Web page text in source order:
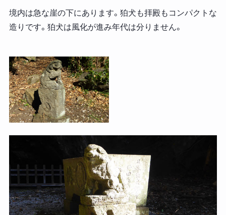
境内は急な崖の下にあります。狛犬も拝殿もコンパクトな
造りです。狛犬は風化が進み年代は分りません。